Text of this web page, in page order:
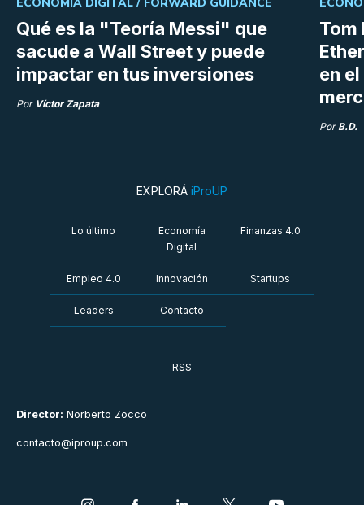
Qué es la "Teoría Messi" que
sacude a Wall Street y puede
impactar en tus inversiones
Por Víctor Zapata
Tom
en
Por B.D.
Director: Norberto Zocco
contacto@iproup.com
EXPLORÁ iProUP
Lo último
Economía
Digital
Finanzas 4.0
Empleo 4.0 Innovación Startups
Leaders Contacto
RSS